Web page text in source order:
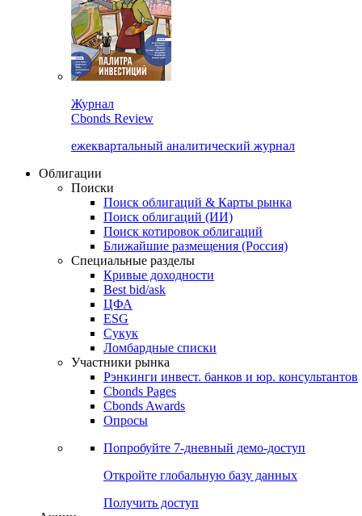
Журнал
Cbonds Review
ежеквартальный аналитический журнал
Облигации
Поиски
Поиск облигаций & Карты рынка
Поиск облигаций (ИИ)
Поиск котировок облигаций
Ближайшие размещения (Россия)
Специальные разделы
Кривые доходности
Best bid/ask
ЦФА
ESG
Сукук
Ломбардные списки
Участники рынка
Рэнкинги инвест. банков и юр. консультантов
Cbonds Pages
Cbonds Awards
Опросы
Попробуйте 7-дневный демо-доступ
Откройте глобальную базу данных
Получить доступ